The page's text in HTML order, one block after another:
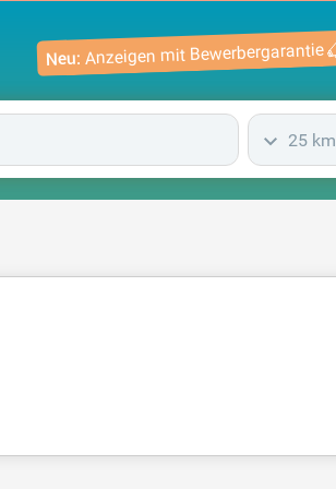
Neu: Anzeigen mit Bewerbergarantie
25 km